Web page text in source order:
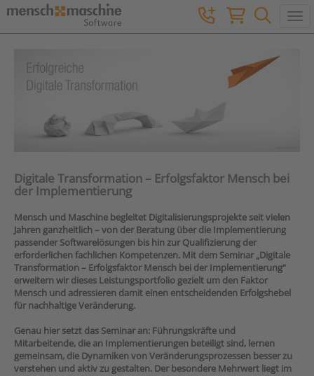
Digitale Transformation – Erfolgsfaktor Mensch bei
der Implementierung
Mensch und Maschine begleitet Digitalisierungsprojekte seit vielen
Jahren ganzheitlich – von der Beratung über die Implementierung
passender Softwarelösungen bis hin zur Qualifizierung der
erforderlichen fachlichen Kompetenzen. Mit dem Seminar „Digitale
Transformation – Erfolgsfaktor Mensch bei der Implementierung“
erweitern wir dieses Leistungsportfolio gezielt um den Faktor
Mensch und adressieren damit einen entscheidenden Erfolgshebel
für nachhaltige Veränderung.
Genau hier setzt das Seminar an: Führungskräfte und
Mitarbeitende, die an Implementierungen beteiligt sind, lernen
gemeinsam, die Dynamiken von Veränderungsprozessen besser zu
verstehen und aktiv zu gestalten. Der besondere Mehrwert liegt im